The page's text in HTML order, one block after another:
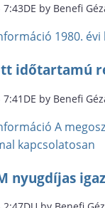
by Benefi
1980.
időtartamú
by Benefi
A
kapcsolatosan
nyugdíjas